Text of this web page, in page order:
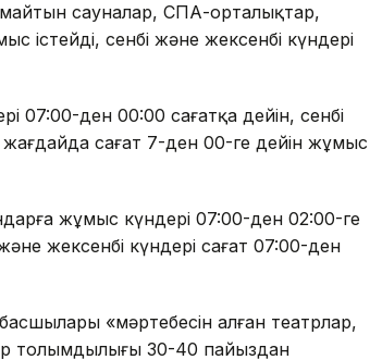
сауналар, СПА-орталықтар,
істейді, сенбі және жексенбі күндері
07:00-ден 00:00 сағатқа дейін, сенбі
сағат 7-ден 00-ге дейін жұмыс
жұмыс күндері 07:00-ден 02:00-ге
жексенбі күндері сағат 07:00-ден
«мәртебесін алған театрлар,
толымдылығы 30-40 пайыздан